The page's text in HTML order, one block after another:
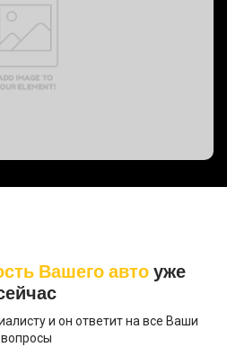
BUS, 2008 год
Вашего автоуже
и он ответит на все Ваши
вопросы